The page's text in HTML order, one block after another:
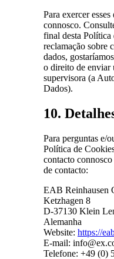
Para exercer
connosco.
final desta Política
reclamação sobre
dados,
o direito de enviar
supervisora (a
Dados).
10.
Para perguntas e/
Política de
contacto
de contacto:
EAB Reinhausen
Ketzhagen 8
D-37130 Klein
Alemanha
Website: https://
E-mail: info@
Telefone: +49 (0)